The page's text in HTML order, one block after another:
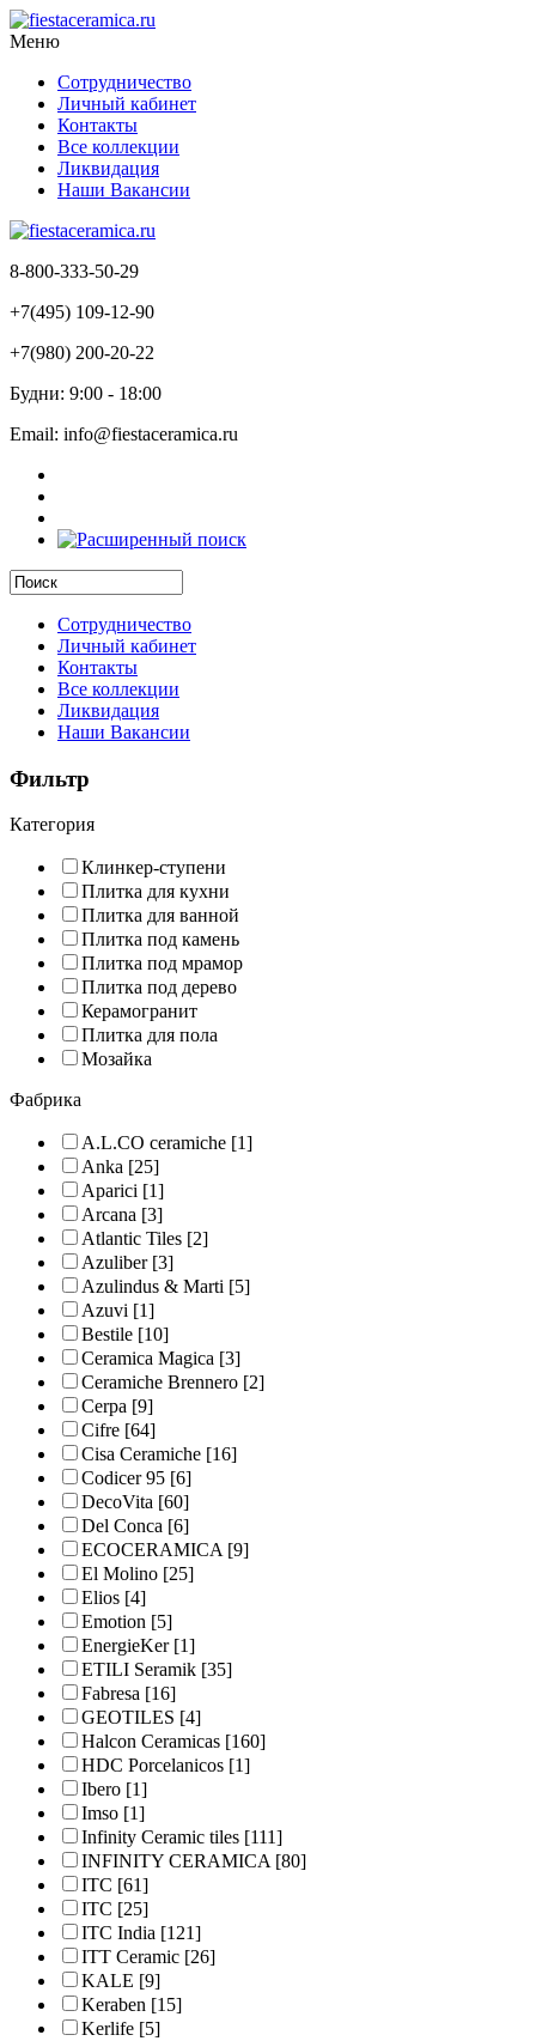
Меню
Сотрудничество
Личный кабинет
Контакты
Все коллекции
Ликвидация
Наши Вакансии
8-800-333-50-29
+7(495) 109-12-90
+7(980) 200-20-22
Будни: 9:00 - 18:00
Email: info@fiestaceramica.ru
Сотрудничество
Личный кабинет
Контакты
Все коллекции
Ликвидация
Наши Вакансии
Фильтр
Категория
Клинкер-ступени
Плитка для кухни
Плитка для ванной
Плитка под камень
Плитка под мрамор
Плитка под дерево
Керамогранит
Плитка для пола
Мозайка
Фабрика
A.L.CO ceramiche [1]
Anka [25]
Aparici [1]
Arcana [3]
Atlantic Tiles [2]
Azuliber[3]
Azulindus & Marti [5]
Azuvi [1]
Bestile [10]
Ceramica Magica [3]
Ceramiche Brennero [2]
Cerpa [9]
Cifre [64]
Cisa Ceramiche [16]
Codicer 95 [6]
DecoVita [60]
Del Conca [6]
ECOCERAMICA[9]
El Molino [25]
Elios [4]
Emotion [5]
EnergieKer[1]
ETILI Seramik [35]
Fabresa [16]
GEOTILES [4]
Halcon Ceramicas [160]
HDC Porcelanicos [1]
Ibero [1]
Imso [1]
Infinity Ceramic tiles [111]
INFINITY CERAMICA[80]
ITC [61]
ITC [25]
ITC India [121]
ITT Ceramic [26]
KALE [9]
Keraben [15]
Kerlife [5]